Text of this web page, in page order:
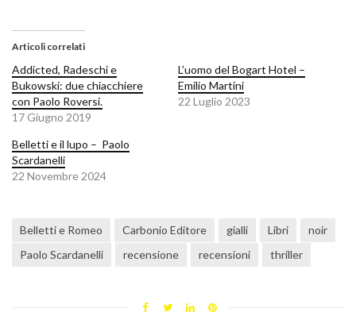
Articoli correlati
Addicted, Radeschi e
Bukowski: due chiacchiere
con Paolo Roversi.
17 Giugno 2019
L’uomo del Bogart Hotel –
Emilio Martini
22 Luglio 2023
Belletti e il lupo – Paolo
Scardanelli
22 Novembre 2024
Belletti e Romeo Carbonio Editore gialli Libri
noir
Paolo Scardanelli
recensione recensioni thriller